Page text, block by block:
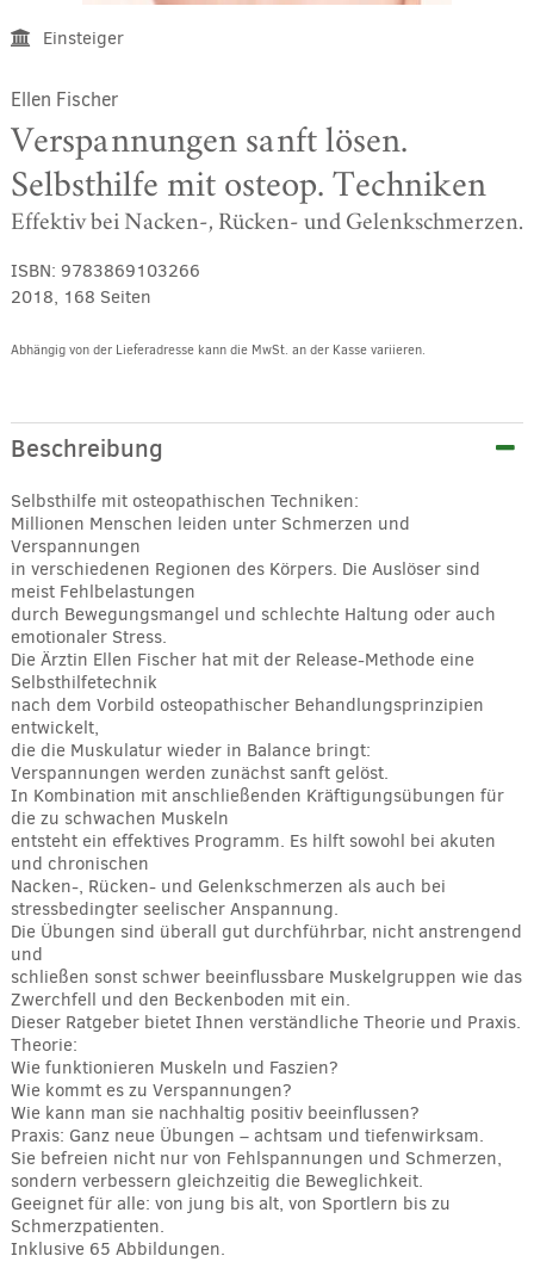
Einsteiger
Ellen Fischer
Verspannungen sanft lösen.
Selbsthilfe mit osteop. Techniken
Effektiv bei Nacken-, Rücken- und Gelenkschmerzen.
ISBN: 9783869103266
2018, 168 Seiten
Abhängig von der Lieferadresse kann die MwSt. an der Kasse variieren.
Beschreibung
Selbsthilfe mit osteopathischen Techniken:
Millionen Menschen leiden unter Schmerzen und
Verspannungen
in verschiedenen Regionen des Körpers. Die Auslöser sind
meist Fehlbelastungen
durch Bewegungsmangel und schlechte Haltung oder auch
emotionaler Stress.
Die Ärztin Ellen Fischer hat mit der Release-Methode eine
Selbsthilfetechnik
nach dem Vorbild osteopathischer Behandlungsprinzipien
entwickelt,
die die Muskulatur wieder in Balance bringt:
Verspannungen werden zunächst sanft gelöst.
In Kombination mit anschließenden Kräftigungsübungen für
die zu schwachen Muskeln
entsteht ein effektives Programm. Es hilft sowohl bei akuten
und chronischen
Nacken-, Rücken- und Gelenkschmerzen als auch bei
stressbedingter seelischer Anspannung.
Die Übungen sind überall gut durchführbar, nicht anstrengend
und
schließen sonst schwer beeinflussbare Muskelgruppen wie das
Zwerchfell und den Beckenboden mit ein.
Dieser Ratgeber bietet Ihnen verständliche Theorie und Praxis.
Theorie:
Wie funktionieren Muskeln und Faszien?
Wie kommt es zu Verspannungen?
Wie kann man sie nachhaltig positiv beeinflussen?
Praxis: Ganz neue Übungen – achtsam und tiefenwirksam.
Sie befreien nicht nur von Fehlspannungen und Schmerzen,
sondern verbessern gleichzeitig die Beweglichkeit.
Geeignet für alle: von jung bis alt, von Sportlern bis zu
Schmerzpatienten.
Inklusive 65 Abbildungen.